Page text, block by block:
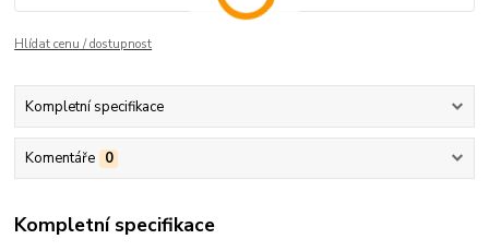
Hlídat cenu / dostupnost
Kompletní specifikace
Komentáře 0
Kompletní specifikace